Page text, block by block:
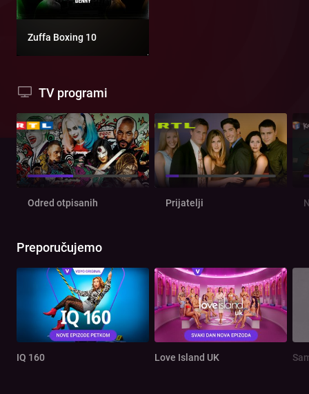
Zuffa Boxing 10
TV programi
Odred otpisanih Prijatelji
Preporučujemo
IQ 160 Love Island UK